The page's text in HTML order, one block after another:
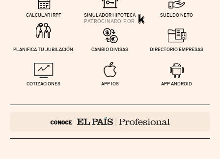
CALCULAR IRPF SIMULADOR HIPOTECA SUELDO NETO
PLANIFICA TU JUBILACIÓN CAMBIO DIVISAS DIRECTORIO EMPRESAS
COTIZACIONES APP IOS APP ANDROID